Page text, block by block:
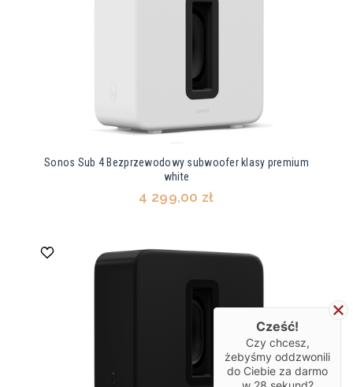
Sonos Sub 4 Bezprzewodowy subwoofer klasy premium
white
4 299,00 zł
Cześć!
Czy chcesz,
żebyśmy oddzwonili
do Ciebie za darmo